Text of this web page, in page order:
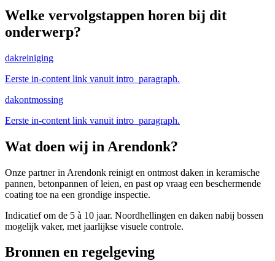
Welke vervolgstappen horen bij dit
onderwerp?
dakreiniging
Eerste in-content link vanuit intro_paragraph.
dakontmossing
Eerste in-content link vanuit intro_paragraph.
Wat doen wij in Arendonk?
Onze partner in Arendonk reinigt en ontmost daken in keramische
pannen, betonpannen of leien, en past op vraag een beschermende
coating toe na een grondige inspectie.
Indicatief om de 5 à 10 jaar. Noordhellingen en daken nabij bossen
mogelijk vaker, met jaarlijkse visuele controle.
Bronnen en regelgeving